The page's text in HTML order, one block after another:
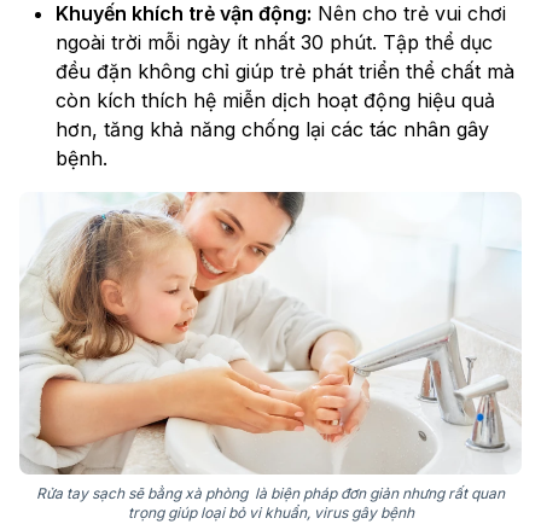
Khuyến khích trẻ vận động: Nên cho trẻ vui chơi
ngoài trời mỗi ngày ít nhất 30 phút. Tập thể dục
đều đặn không chỉ giúp trẻ phát triển thể chất mà
còn kích thích hệ miễn dịch hoạt động hiệu quả
hơn, tăng khả năng chống lại các tác nhân gây
bệnh.
Rửa tay sạch sẽ bằng xà phòng là biện pháp đơn giản nhưng rất quan
trọng giúp loại bỏ vi khuẩn, virus gây bệnh